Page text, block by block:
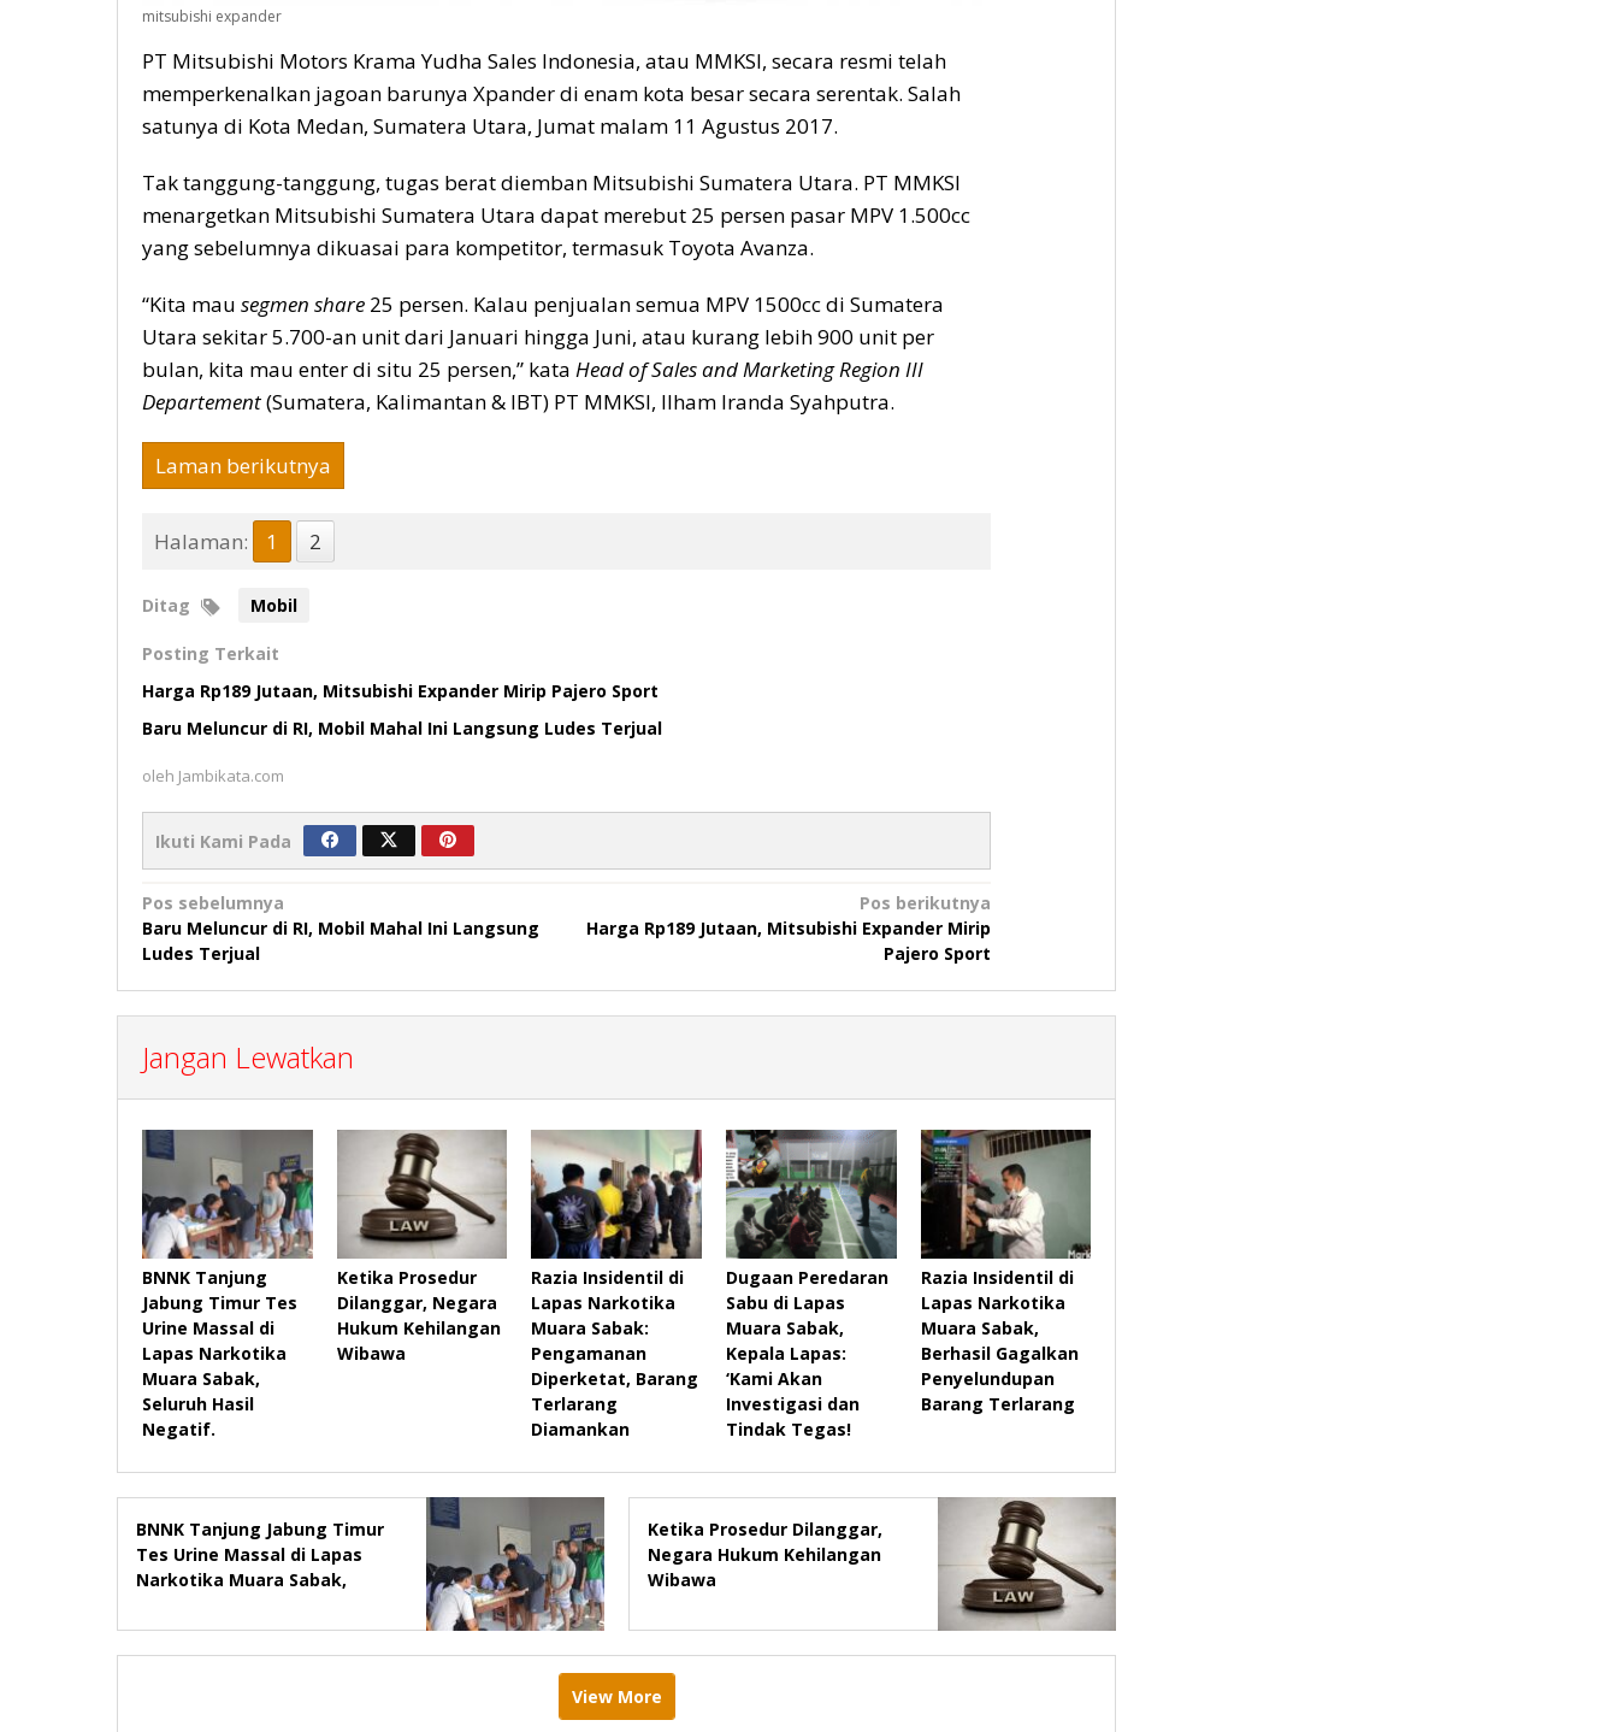
mitsubishi expander
PT Mitsubishi Motors Krama Yudha Sales Indonesia, atau MMKSI, secara resmi telah
memperkenalkan jagoan barunya Xpander di enam kota besar secara serentak. Salah
satunya di Kota Medan, Sumatera Utara, Jumat malam 11 Agustus 2017.
Tak tanggung-tanggung, tugas berat diemban Mitsubishi Sumatera Utara. PT MMKSI
menargetkan Mitsubishi Sumatera Utara dapat merebut 25 persen pasar MPV 1.500cc
yang sebelumnya dikuasai para kompetitor, termasuk Toyota Avanza.
“Kita mau segmen share 25 persen. Kalau penjualan semua MPV 1500cc di Sumatera
Utara sekitar 5.700-an unit dari Januari hingga Juni, atau kurang lebih 900 unit per
bulan, kita mau enter di situ 25 persen,” kata Head of Sales and Marketing Region III
Departement(Sumatera, Kalimantan & IBT) PT MMKSI, Ilham Iranda Syahputra.
Laman berikutnya
Halaman: 1 2
Ditag Mobil
Posting Terkait
Harga Rp189 Jutaan, Mitsubishi Expander Mirip Pajero Sport
Baru Meluncur di RI, Mobil Mahal Ini Langsung Ludes Terjual
oleh Jambikata.com
Ikuti Kami Pada
Navigasi
pos
Pos sebelumnya
Baru Meluncur di RI, Mobil Mahal Ini Langsung
Ludes Terjual
Pos berikutnya
Harga Rp189 Jutaan, Mitsubishi Expander Mirip
Pajero Sport
Jangan Lewatkan
BNNK Tanjung
Jabung Timur Tes
Urine Massal di
Lapas Narkotika
Muara Sabak,
Seluruh Hasil
Negatif.
Ketika Prosedur
Dilanggar, Negara
Hukum Kehilangan
Wibawa
Razia Insidentil di
Lapas Narkotika
Muara Sabak:
Pengamanan
Diperketat, Barang
Terlarang
Diamankan
Dugaan Peredaran
Sabu di Lapas
Muara Sabak,
Kepala Lapas:
‘Kami Akan
Investigasi dan
Tindak Tegas!
Razia Insidentil di
Lapas Narkotika
Muara Sabak,
Berhasil Gagalkan
Penyelundupan
Barang Terlarang
BNNK Tanjung Jabung Timur
Tes Urine Massal di Lapas
Narkotika Muara Sabak,
Ketika Prosedur Dilanggar,
Negara Hukum Kehilangan
Wibawa
View More